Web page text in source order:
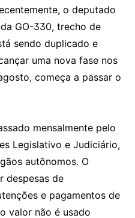
o deputado
GO-330, trecho de
sendo duplicado e
uma nova fase nos
começa a passar o
mensalmente pelo
Legislativo e Judiciário,
autônomos. O
despesas de
e pagamentos de
valor não é usado